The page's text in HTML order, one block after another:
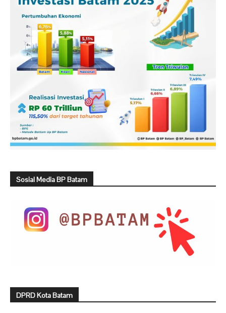
Sosial Media BP Batam
DPRD Kota Batam